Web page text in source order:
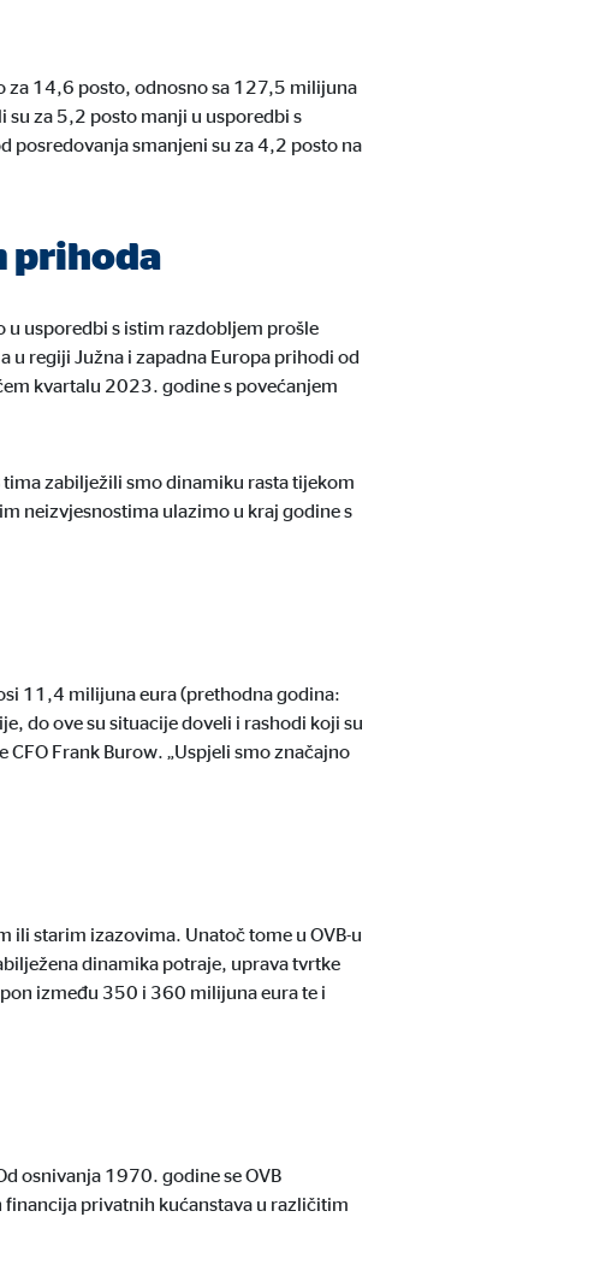
za 14,6 posto, odnosno sa 127,5 milijuna
za 5,2 posto manji u usporedbi s
posredovanja smanjeni su za 4,2 posto na
prihoda
u usporedbi s istim razdobljem prošle
u regiji Južna i zapadna Europa prihodi od
kvartalu 2023. godine s povećanjem
tima zabilježili smo dinamiku rasta tijekom
neizvjesnostima ulazimo u kraj godine s
11,4 milijuna eura (prethodna godina:
do ove su situacije doveli i rashodi koji su
Frank Burow. „Uspjeli smo značajno
starim izazovima. Unatoč tome u OVB-u
dinamika potraje, uprava tvrtke
između 350 i 360 milijuna eura te i
osnivanja 1970. godine se OVB
privatnih kućanstava u različitim